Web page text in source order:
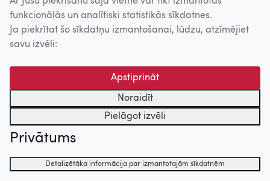
funkcionālās un analītiski statistikās sīkdatnes.
Ja piekrītat šo sīkdatņu izmantošanai, lūdzu, atzīmējiet
savu izvēli:
Apstiprināt
Noraidīt
Pielāgot izvēli
Privātums
Detalizētāka informācija par izmantotajām sīkdatnēm